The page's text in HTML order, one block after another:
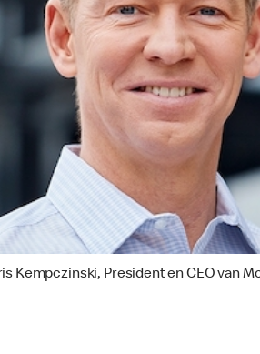
Kempczinski, President en CEO van